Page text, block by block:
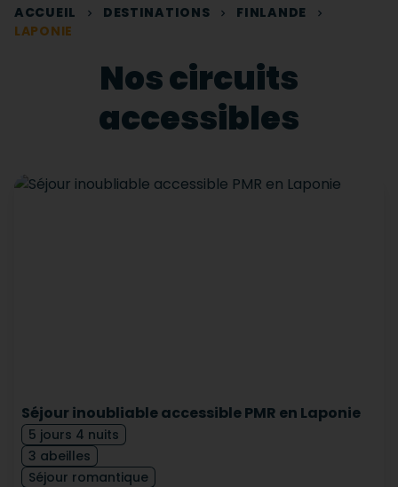
ACCUEIL DESTINATIONS
FINLANDE
LAPONIE
Nos circuits
accessibles
Séjour inoubliable accessible PMR en Laponie
5 jours 4 nuits
3 abeilles
Séjour romantique